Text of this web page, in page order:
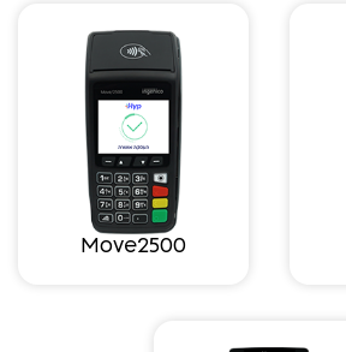
Move2500